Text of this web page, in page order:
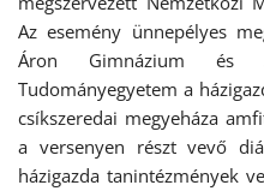
Az esemény ünnepélyes
Áron Gimnázium és
Tudományegyetem a
csíkszeredai megyeháza
a versenyen részt vevő
házigazda tanintézmények